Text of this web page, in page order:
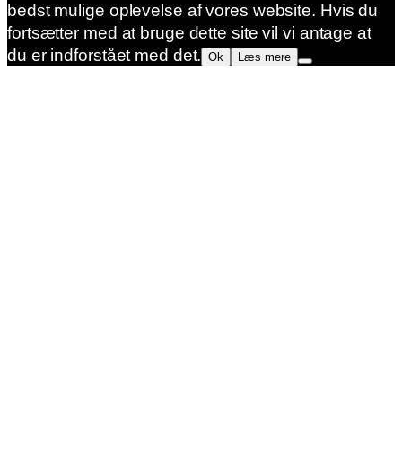
bedst mulige oplevelse af vores website. Hvis du
fortsætter med at bruge dette site vil vi antage at
du er indforstået med det. Ok Læs mere